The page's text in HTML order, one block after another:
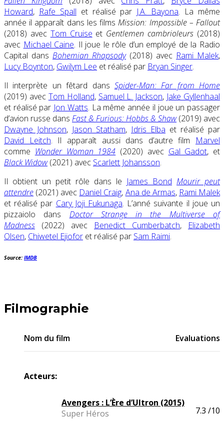
Howard, Rafe Spall et réalisé par J.A. Bayona. La même
année il apparaît dans les filmsMission: Impossible – Fallout
(2018) avec Tom Cruise et Gentlemen cambrioleurs (2018)
avec Michael Caine. Il joue le rôle d’un employé de la Radio
Capital dans Bohemian Rhapsody(2018) avec Rami Malek,
Lucy Boynton, Gwilym Lee et réalisé par Bryan Singer.
Il interprète un fêtard dans Spider-Man: Far from Home
(2019) avec Tom Holland, Samuel L. Jackson, Jake Gyllenhaal
et réalisé par Jon Watts. La même année il joue un passager
d’avion russe dans Fast & Furious: Hobbs & Shaw(2019) avec
Dwayne Johnson, Jason Statham, Idris Elba et réalisé par
David Leitch. Il apparaît aussi dans d’autre film Marvel
comme Wonder Woman 1984 (2020) avec Gal Gadot, et
Black Widow(2021) avec Scarlett Johansson.
Il obtient un petit rôle dans le James Bond Mourir peut
attendre (2021) avec Daniel Craig, Ana de Armas, Rami Malek
et réalisé par Cary Joji Fukunaga. L’anné suivante il joue un
pizzaiolo dans Doctor Strange in the Multiverse of
Madness (2022) avec Benedict Cumberbatch, Elizabeth
Olsen, Chiwetel Ejiofor et réalisé par Sam Raimi.
Source: IMDB
Filmographie
Nom du film Evaluations
Acteurs:
Avengers : L’Ère d’Ultron (2015)
Super Héros
7.3 /10